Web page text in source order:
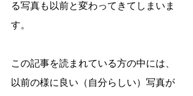
る写真も以前と変わってきてしまいま
す。
この記事を読まれている方の中には、
以前の様に良い（自分らしい）写真が